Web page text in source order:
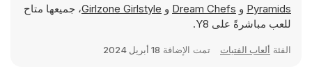
Pyramids و Dream Chefs و Girlzone Girlstyle، جميعها متاح
للعب مباشرةً على Y8.
الفئة ألعاب الفتيات تمت الإضافة 18 أبريل 2024